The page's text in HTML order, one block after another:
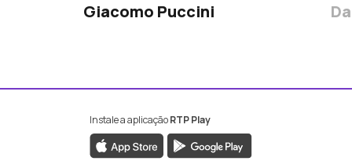
Giacomo Puccini
da RTP Antena 2
da RTP Antena 2
YouTube da RTP Antena 2
ao X da RTP Antena 2
Instale a aplicaçãoRTP Play